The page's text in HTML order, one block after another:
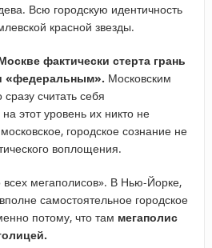
Всю городскую идентичность
красной звезды.
фактически стерта грань
«федеральным». Московским
считать себя
этот уровень их никто не
городское сознание не
воплощения.
всех мегаполисов». В Нью-Йорке,
самостоятельное городское
потому, что там мегаполис